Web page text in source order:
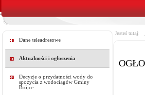
Dane teleadresowe
Aktualności i ogłoszenia
Decyzje o przydatności wody do
spożycia z wodociągów Gminy
Brójce
Jesteś tutaj: